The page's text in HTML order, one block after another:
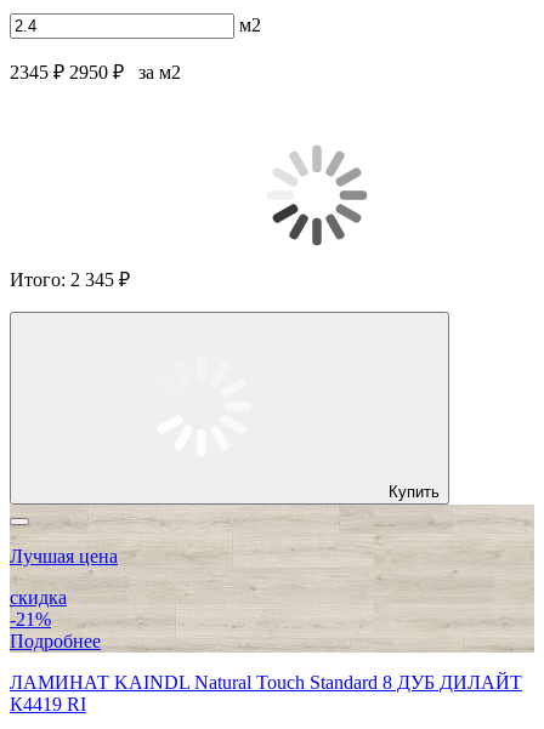
м2
2345 ₽ 2950 ₽ за м2
Итого: 2 345 ₽
Купить
Лучшая цена
скидка
-21%
Подробнее
ЛАМИНАТ KAINDL Natural Touch Standard 8 ДУБ ДИЛАЙТ
К4419 RI